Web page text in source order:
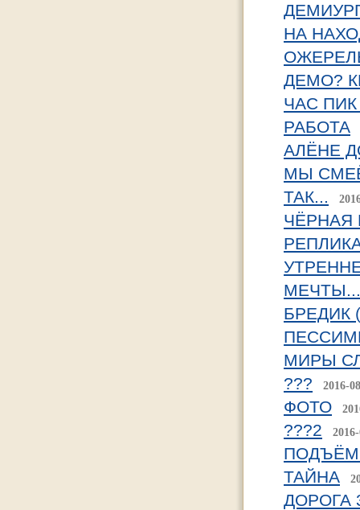
НА
ДЕМО?
ЧАС
РАБОТА
АЛЁНЕ
МЫ
ТАК...
ЧЁРНАЯ
БРЕДИК
МИРЫ
???
2016-
ФОТО
???2
ТАЙНА
ДОРОГА